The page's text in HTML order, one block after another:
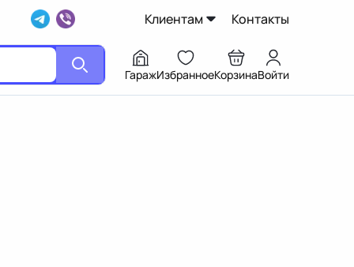
Клиентам Контакты
ГаражИзбранноеКорзинаВойти